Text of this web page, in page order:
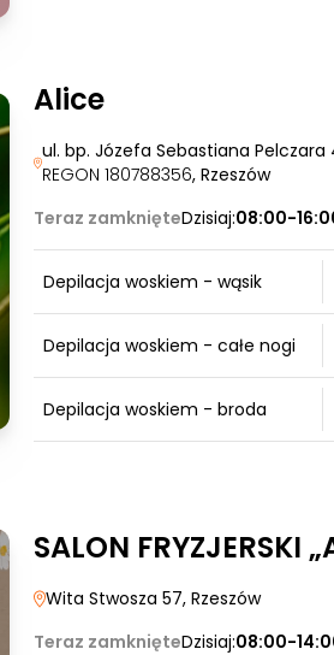
Alice
ul. bp. Józefa Sebastiana Pelczara
REGON 180788356, Rzeszów
Teraz zamknięteDzisiaj:08:00-
Depilacja woskiem - wąsik
Depilacja woskiem - całe nogi
Depilacja woskiem - broda
SALON FRYZJERSKI
Wita Stwosza 57, Rzeszów
Teraz zamknięteDzisiaj:08:00-